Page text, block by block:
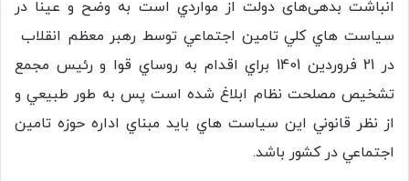
انباشت بدهی‌های دولت از مواردي است به وضح و عينا در
سياست هاي كلي تامين اجتماعي توسط رهبر معظم انقلاب
در 21 فروردين 1401 براي اقدام به روساي قوا و رئيس مجمع
تشخيص مصلحت نظام ابلاغ شده است پس به طور طبيعي و
از نظر قانوني اين سياست هاي بايد مبناي اداره حوزه تامين
اجتماعي در كشور باشد.